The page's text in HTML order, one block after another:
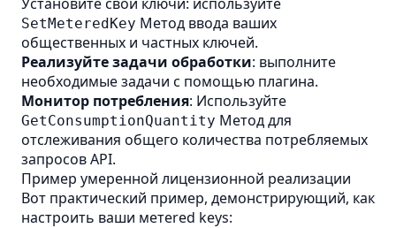
SetMeteredKey Метод ввода ваших
общественных и частных ключей.
Реализуйте задачи обработки: выполните
необходимые задачи с помощью плагина.
Монитор потребления: Используйте
GetConsumptionQuantity Метод для
отслеживания общего количества потребляемых
запросов API.
Пример умеренной лицензионной реализации
Вот практический пример, демонстрирующий, как
настроить ваши метered keys: